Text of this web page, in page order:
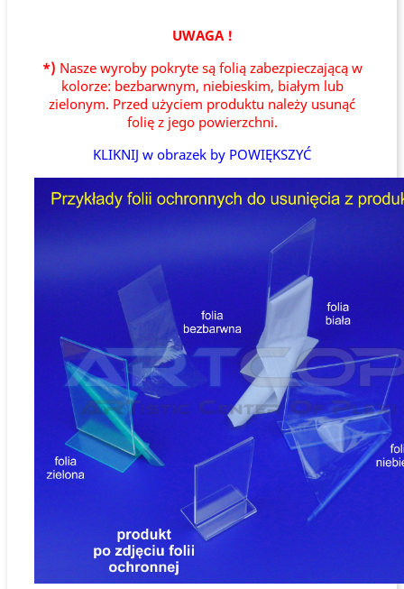
UWAGA !
*) Nasze wyroby pokryte są folią zabezpieczającą w
kolorze: bezbarwnym, niebieskim, białym lub
zielonym. Przed użyciem produktu należy usunąć
folię z jego powierzchni.
KLIKNIJ w obrazek by POWIĘKSZYĆ